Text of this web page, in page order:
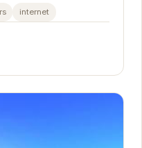
moments de...
internet